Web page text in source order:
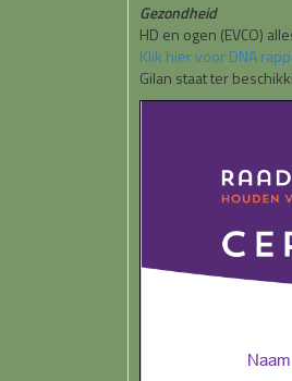
Gezondheid
HD en ogen (EVCO)
Klik hier voor DNA
Gilan staat ter